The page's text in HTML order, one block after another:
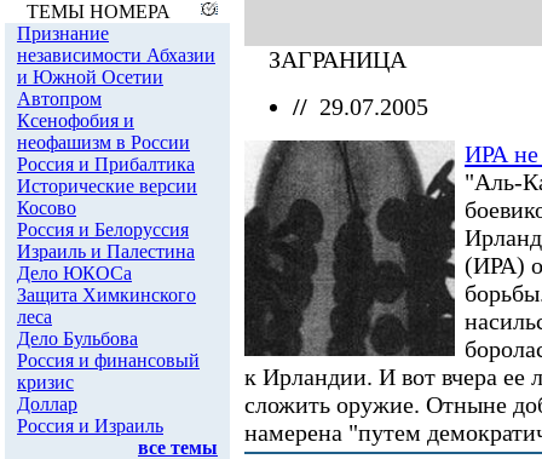
ТЕМЫ НОМЕРА
Признание
независимости Абхазии
и Южной Осетии
Автопром
Ксенофобия и
неофашизм в России
Россия и Прибалтика
Исторические версии
Косово
Россия и Белоруссия
Израиль и Палестина
Дело ЮКОСа
Защита Химкинского
леса
Дело Бульбова
Россия и финансовый
кризис
Доллар
Россия и Израиль
все темы
ЗАГРАНИЦА
// 29.07.2005
ИРА не
"Аль-
(ИРА)
к Ирландии. И вот вчера ее
сложить оружие. Отныне
намерена "путем